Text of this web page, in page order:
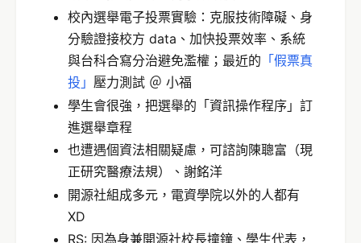
校內選舉電子投票實驗：克服技術障礙、身
分驗證接校方 data、加快投票效率、系統
與台科合寫分治避免濫權；最近的 「假票真
投」 壓力測試 ＠ 小福
學生會很強，把選舉的「資訊操作程序」訂
進選舉章程
也遭遇個資法相關疑慮，可諮詢陳聰富（現
正研究醫療法規）、謝銘洋
開源社組成多元，電資學院以外的人都有
XD
RS: 因為身兼開源社校長撞鐘、學生代表，